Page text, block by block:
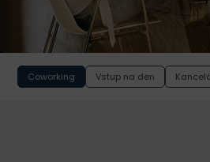
Coworking Vstup na den